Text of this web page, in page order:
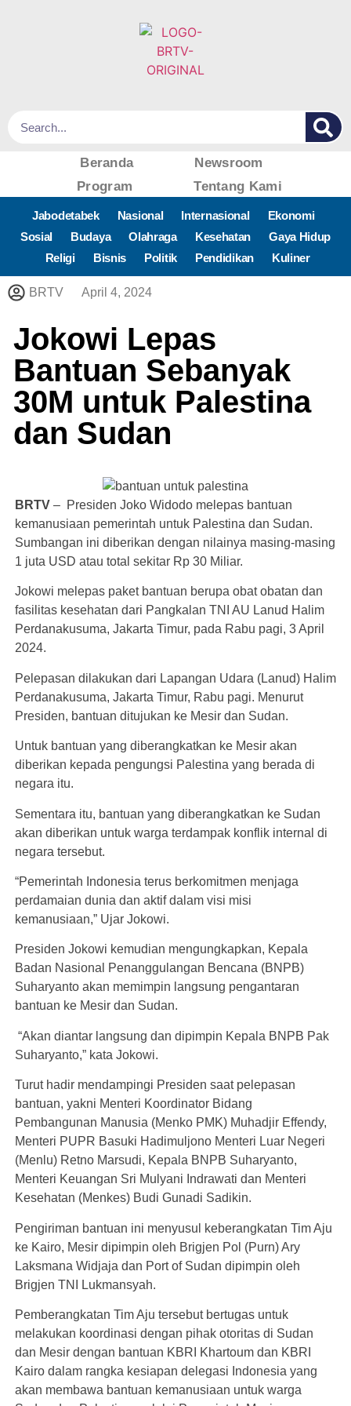
Beranda
Newsroom
Program
Tentang Kami
Jabodetabek Nasional Internasional
Ekonomi
Sosial
Budaya Olahraga Kesehatan
Gaya Hidup
Religi
Bisnis Politik Pendidikan Kuliner
BRTV April 4, 2024
Jokowi Lepas
Bantuan Sebanyak
30M untuk Palestina
dan Sudan
BRTV – Presiden Joko Widodo melepas bantuan
kemanusiaan pemerintah untuk Palestina dan Sudan.
Sumbangan ini diberikan dengan nilainya masing-masing
1 juta USD atau total sekitar Rp 30 Miliar.
Jokowi melepas paket bantuan berupa obat obatan dan
fasilitas kesehatan dari Pangkalan TNI AU Lanud Halim
Perdanakusuma, Jakarta Timur, pada Rabu pagi, 3 April
2024.
Pelepasan dilakukan dari Lapangan Udara (Lanud) Halim
Perdanakusuma, Jakarta Timur, Rabu pagi. Menurut
Presiden, bantuan ditujukan ke Mesir dan Sudan.
Untuk bantuan yang diberangkatkan ke Mesir akan
diberikan kepada pengungsi Palestina yang berada di
negara itu.
Sementara itu, bantuan yang diberangkatkan ke Sudan
akan diberikan untuk warga terdampak konflik internal di
negara tersebut.
“Pemerintah Indonesia terus berkomitmen menjaga
perdamaian dunia dan aktif dalam visi misi
kemanusiaan,” Ujar Jokowi.
Presiden Jokowi kemudian mengungkapkan, Kepala
Badan Nasional Penanggulangan Bencana (BNPB)
Suharyanto akan memimpin langsung pengantaran
bantuan ke Mesir dan Sudan.
“Akan diantar langsung dan dipimpin Kepala BNPB Pak
Suharyanto,” kata Jokowi.
Turut hadir mendampingi Presiden saat pelepasan
bantuan, yakni Menteri Koordinator Bidang
Pembangunan Manusia (Menko PMK) Muhadjir Effendy,
Menteri PUPR Basuki Hadimuljono Menteri Luar Negeri
(Menlu) Retno Marsudi, Kepala BNPB Suharyanto,
Menteri Keuangan Sri Mulyani Indrawati dan Menteri
Kesehatan (Menkes) Budi Gunadi Sadikin.
Pengiriman bantuan ini menyusul keberangkatan Tim Aju
ke Kairo, Mesir dipimpin oleh Brigjen Pol (Purn) Ary
Laksmana Widjaja dan Port of Sudan dipimpin oleh
Brigjen TNI Lukmansyah.
Pemberangkatan Tim Aju tersebut bertugas untuk
melakukan koordinasi dengan pihak otoritas di Sudan
dan Mesir dengan bantuan KBRI Khartoum dan KBRI
Kairo dalam rangka kesiapan delegasi Indonesia yang
akan membawa bantuan kemanusiaan untuk warga